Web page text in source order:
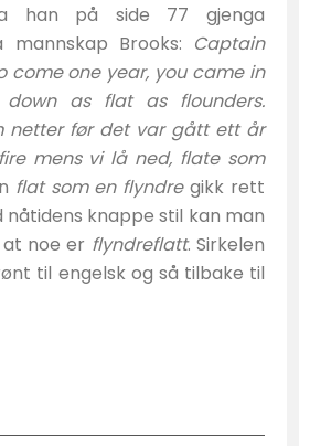
han på side 77 gjenga
Brooks: Captain
come one year, you came in
as flat as flounders.
netter før det var gått ett år
mens vi lå ned, flate som
flat som en flyndregikk rett
nåtidens knappe stil kan man
noe er flyndreflatt. Sirkelen
til engelsk og så tilbake til